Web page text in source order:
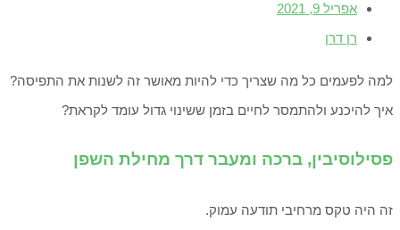
אפריל 9, 2021
רן דרן
למה לפעמים כל מה שצריך כדי להיות מאושר זה לשנות את התפיסה?
איך להיכנע ולהתמסר לחיים בזמן ששינוי גדול עומד לקראת?
פסילוסיבין, ברכה ומעבר דרך מחילת השפן
זה היה טקס מרחיבי תודעה עמוק.